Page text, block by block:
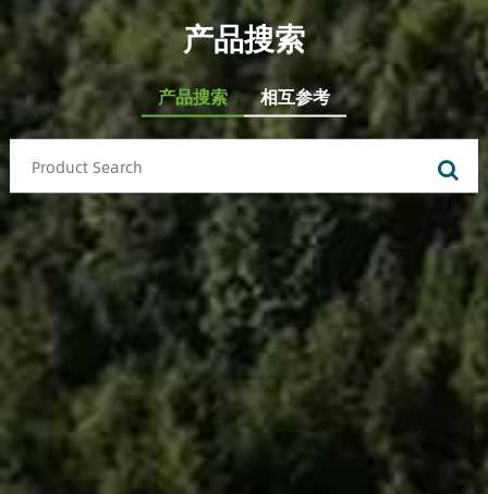
产品搜索
产品搜索 相互参考